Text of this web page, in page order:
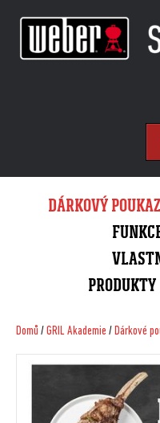
DÁRKOVÝ
PRODUKTY
Domů /GRIL Akademie / Dárkové